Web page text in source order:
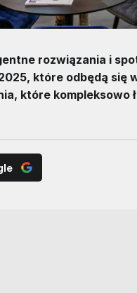
rozwiązania i
które odbędą się
które